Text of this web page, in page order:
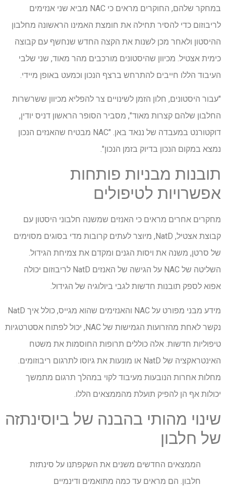
במחקר שלהם, החוקרים מראים כי NAC מביא שני אנזימים
לריבוזום כדי להסיר תחילה את חומצת האמינו הראשונה מחלבון
ההיסטון ולאחר מכן לשנות את הקצה החדש שנחשף עם קבוצה
כימית אצטיל. מכיוון שהיסטונים מורכבים מהר מאוד, שני שלבי
העיבוד הללו חייבים להתרחש ברצף הנכון וכמעט באופן מיידי.
"עבור היסטונים, חלון הזמן לשינויים צר להפליא מכיוון ששרשרות
החלבון שלהם קצרות מאוד", מסביר הסופר הראשון דניס יודין,
דוקטורנט במעבדה של ננאד באן. "NAC מבטיח שהאנזים הנכון
נמצא במקום הנכון בדיוק בזמן הנכון".
תובנות מבניות פותחות
אפשרויות לטיפולים
מחקרים אחרים מראים כי האנזים שמשנה חלבוני היסטון עם
קבוצת אצטיל, NatD, מיוצר לעתים קרובות מדי בסוגים מסוימים
של סרטן, משנה את ויסות הגנים ומקדם את צמיחת הגידול.
השליטה של ​​NAC על הגישה של האנזים NatD לריבוזום יכולה
אפוא לספק תובנות חדשות לגבי ביולוגיה של הגידול.
מידע מבני מפורט על NAC והאנזימים שהוא מגייס, כולל איך NatD
נקשר לאחת מהזרועות הגמישות של NAC, יכול לפתוח אסטרטגיות
טיפוליות חדשות. אלה כוללים תרופות החוסמות את משטח
האינטראקציה של NatD או מונעות את גיוסו לתרגום ריבוזומים.
מחלות אחרות הנובעות מעיבוד לקוי במהלך תרגום מתמשך
יכולות אף הן להפיק תועלת מהממצאים הללו.
שינוי מהותי בהבנה של ביוסינתזה
של חלבון
הממצאים החדשים משנים את השקפתנו על סינתזת
חלבון. הם מראים עד כמה מתואמים ודינמיים